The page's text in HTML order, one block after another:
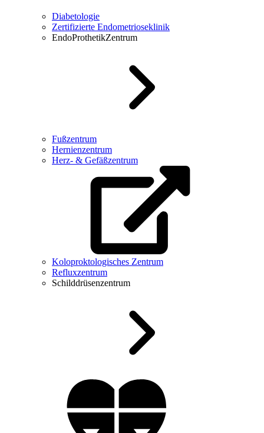
Diabetologie
Zertifizierte Endometrioseklinik
EndoProthetikZentrum
Fußzentrum
Hernienzentrum
Herz- & Gefäßzentrum
Koloproktologisches Zentrum
Refluxzentrum
Schilddrüsenzentrum